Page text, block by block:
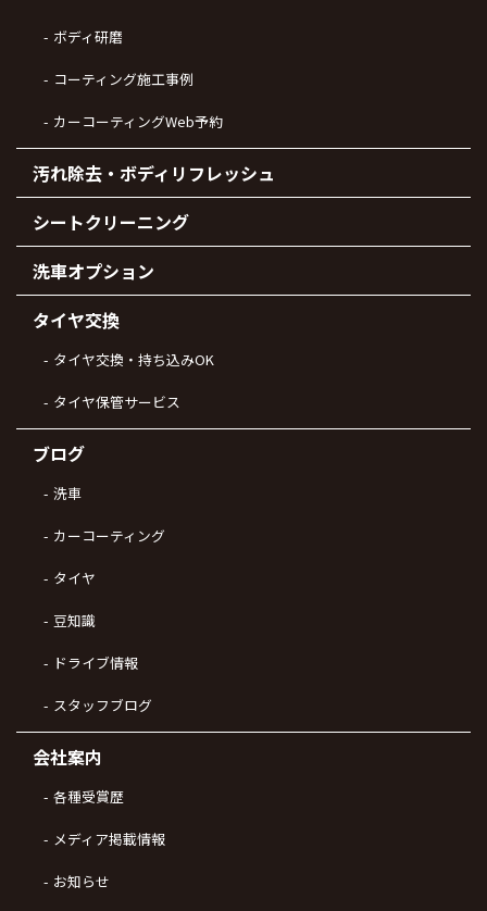
ボディ研磨
コーティング施工事例
カーコーティングWeb予約
汚れ除去・ボディリフレッシュ
シートクリーニング
洗車オプション
タイヤ交換
タイヤ交換・持ち込みOK
タイヤ保管サービス
ブログ
洗車
カーコーティング
タイヤ
豆知識
ドライブ情報
スタッフブログ
会社案内
各種受賞歴
メディア掲載情報
お知らせ